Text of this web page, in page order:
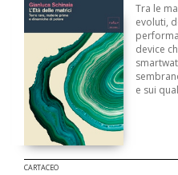
Tra le
evoluti,
device
e sui
CARTACEO